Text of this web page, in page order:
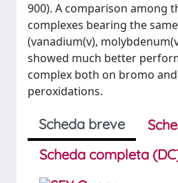
900). A comparison among
complexes bearing the
(vanadium(v),
showed much better
complex both on bromo
peroxidations.
Scheda breve
Scheda completa